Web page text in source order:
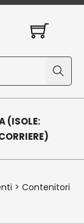
(ISOLE:
> Contenitori